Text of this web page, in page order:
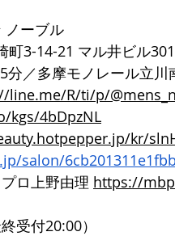
ノーブル
町3-14-21 マル井ビル301
分／多摩モノレール立
line.me/R/ti/p/
kgs/4bDpzNL
kr/
salon/
ロ上野由理 https://
受付20:00）